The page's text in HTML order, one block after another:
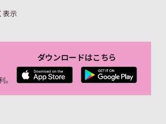
表示
。
ダウンロードはこちら